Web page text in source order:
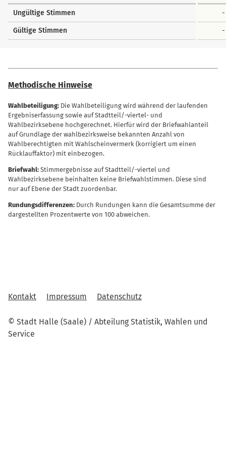
Ungültige Stimmen -
Gültige Stimmen -
Methodische Hinweise
Wahlbeteiligung: Die Wahlbeteiligung wird während der laufenden
Ergebniserfassung sowie auf Stadtteil/-viertel- und
Wahlbezirksebene hochgerechnet. Hierfür wird der Briefwahlanteil
auf Grundlage der wahlbezirksweise bekannten Anzahl von
Wahlberechtigten mit Wahlscheinvermerk (korrigiert um einen
Rücklauffaktor) mit einbezogen.
Briefwahl: Stimmergebnisse auf Stadtteil/-viertel und
Wahlbezirksebene beinhalten keine Briefwahlstimmen. Diese sind
nur auf Ebene der Stadt zuordenbar.
Rundungsdifferenzen: Durch Rundungen kann die Gesamtsumme der
dargestellten Prozentwerte von 100 abweichen.
Kontakt Impressum Datenschutz
© Stadt Halle (Saale) / Abteilung Statistik, Wahlen und
Service